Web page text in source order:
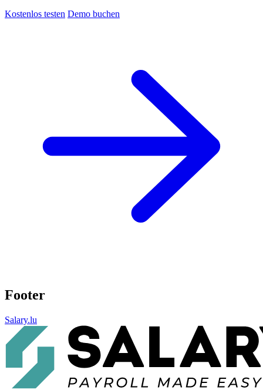
Kostenlos testen Demo buchen
Footer
Salary.lu